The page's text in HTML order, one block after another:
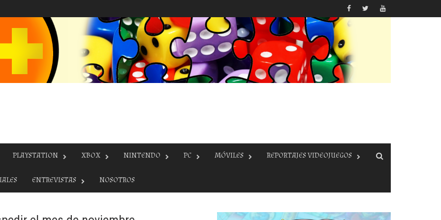
PLAYSTATION XBOX NINTENDO PC MÓVILES REPORTAJES VIDEOJUEGOS
ENTREVISTAS NOSOTROS